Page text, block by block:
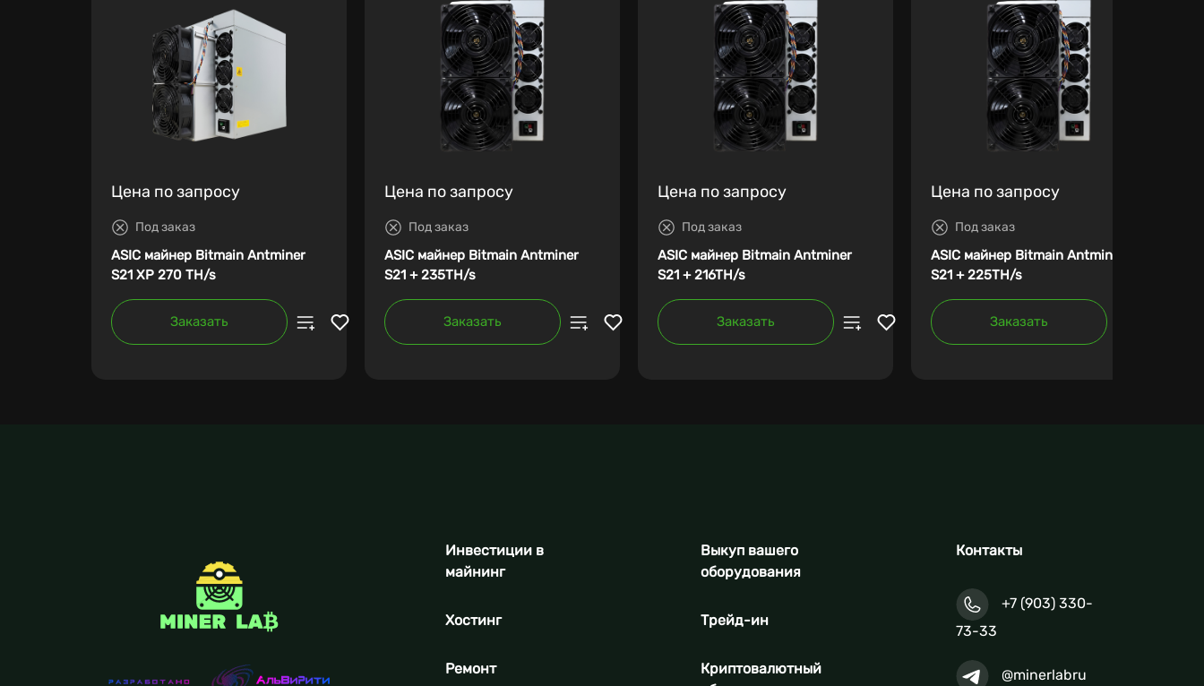
Цена по запросу
Под заказ
ASIC майнер Bitmain Antminer
S21 XP 270 TH/s
Заказать
Цена по запросу
Под заказ
ASIC майнер Bitmain Antminer
S21 + 235TH/s
Заказать
Цена по запросу
Под заказ
ASIC майнер Bitmain Antminer
S21 + 216TH/s
Заказать
Цена по запросу
Под заказ
ASIC майнер Bitmain Antminer
S21 + 225TH/s
Заказать
Инвестиции в
майнинг
Хостинг
Ремонт
Выкуп вашего
оборудования
Трейд-ин
Криптовалютный
Контакты
+7 (903) 330-
73-33
@minerlabru